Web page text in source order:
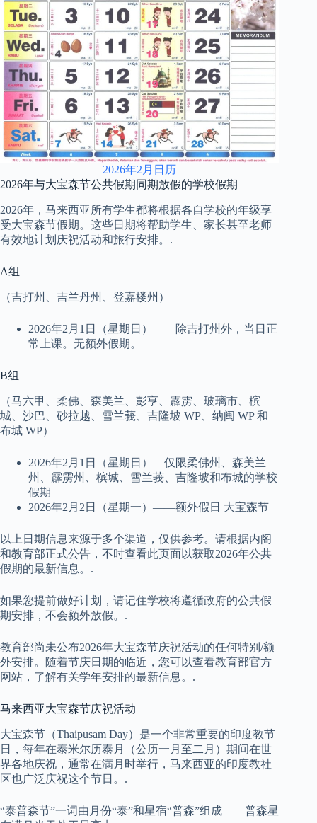
2026年2月日历
2026年与大宝森节公共假期同期放假的学校假期
2026年，马来西亚所有学生都将根据各自学校的年级享
受大宝森节假期。这些日期将帮助学生、家长甚至老师
有效地计划庆祝活动和旅行安排。.
A组
（吉打州、吉兰丹州、登嘉楼州）
2026年2月1日（星期日）——除吉打州外，当日正
常上课。无额外假期。
B组
（马六甲、柔佛、森美兰、彭亨、霹雳、玻璃市、槟
城、沙巴、砂拉越、雪兰莪、吉隆坡 WP、纳闽 WP 和
布城 WP）
2026年2月1日（星期日） – 仅限柔佛州、森美兰
州、霹雳州、槟城、雪兰莪、吉隆坡和布城的学校
假期
2026年2月2日（星期一）——额外假日 大宝森节
以上日期信息来源于多个渠道，仅供参考。请根据内阁
和教育部正式公告，不时查看此页面以获取2026年公共
假期的最新信息。.
如果您提前做好计划，请记住学校将遵循政府的公共假
期安排，不会额外放假。.
教育部尚未公布2026年大宝森节庆祝活动的任何特别/额
外安排。随着节庆日期的临近，您可以查看教育部官方
网站，了解有关学年安排的最新信息。.
马来西亚大宝森节庆祝活动
大宝森节（Thaipusam Day）是一个非常重要的印度教节
日，每年在泰米尔历泰月（公历一月至二月）期间在世
界各地庆祝，通常在满月时举行，马来西亚的印度教社
区也广泛庆祝这个节日。.
“泰普森节”一词由月份“泰”和星宿“普森”组成——普森星